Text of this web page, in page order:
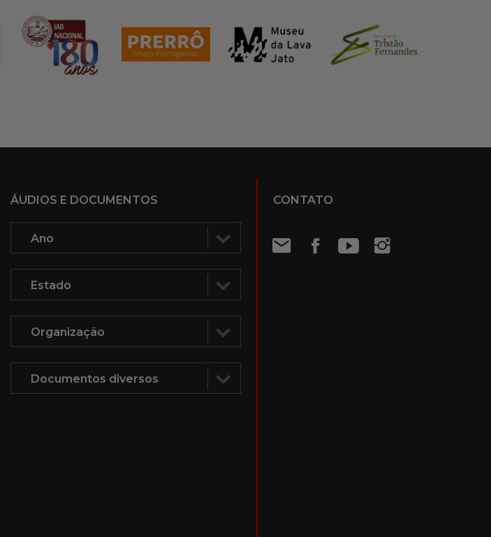
ÁUDIOS E DOCUMENTOS CONTATO